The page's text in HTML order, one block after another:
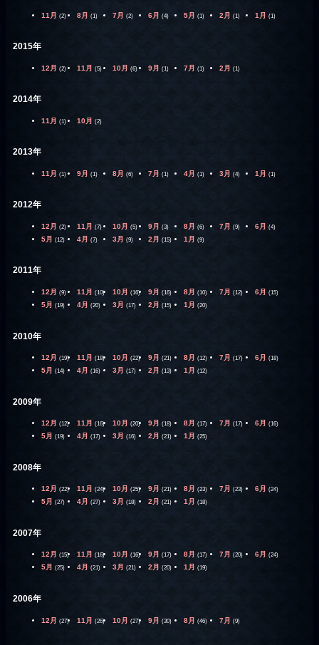
11月 (2) 8月 (1) 7月 (2) 6月 (4) 5月 (1) 2月 (1) 1月 (1)
2015年
12月 (2) 11月 (5) 10月 (6) 9月 (1) 7月 (1) 2月 (1)
2014年
11月 (1) 10月 (2)
2013年
11月 (1) 9月 (1) 8月 (6) 7月 (1) 4月 (1) 3月 (4) 1月 (1)
2012年
12月 (2) 11月 (7) 10月 (5) 9月 (3) 8月 (6) 7月 (9) 6月 (4)
5月 (12) 4月 (7) 3月 (9) 2月 (15) 1月 (9)
2011年
12月 (9) 11月 (10) 10月 (16) 9月 (16) 8月 (10) 7月 (12) 6月 (15)
5月 (19) 4月 (20) 3月 (17) 2月 (15) 1月 (20)
2010年
12月 (19) 11月 (18) 10月 (22) 9月 (21) 8月 (12) 7月 (17) 6月 (18)
5月 (14) 4月 (16) 3月 (17) 2月 (13) 1月 (12)
2009年
12月 (12) 11月 (16) 10月 (20) 9月 (18) 8月 (17) 7月 (17) 6月 (16)
5月 (19) 4月 (17) 3月 (16) 2月 (21) 1月 (25)
2008年
12月 (22) 11月 (24) 10月 (25) 9月 (21) 8月 (23) 7月 (23) 6月 (24)
5月 (27) 4月 (27) 3月 (18) 2月 (21) 1月 (18)
2007年
12月 (15) 11月 (16) 10月 (16) 9月 (17) 8月 (17) 7月 (20) 6月 (24)
5月 (25) 4月 (21) 3月 (21) 2月 (20) 1月 (19)
2006年
12月 (27) 11月 (26) 10月 (27) 9月 (30) 8月 (46) 7月 (9)